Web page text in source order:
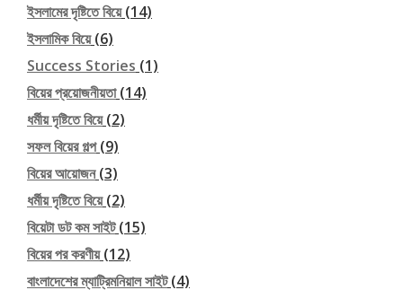
ইসলামের দৃষ্টিতে বিয়ে(14)
ইসলামিক বিয়ে(6)
Success Stories (1)
বিয়ের প্রয়োজনীয়তা(14)
ধর্মীয় দৃষ্টিতে বিয়ে(2)
সফল বিয়ের গল্প(9)
বিয়ের আয়োজন(3)
ধর্মীয় দৃষ্টিতে বিয়ে(2)
বিয়েটা ডট কম সাইট(15)
বিয়ের পর করণীয়(12)
বাংলাদেশের ম্যাট্রিমনিয়াল সাইট(4)